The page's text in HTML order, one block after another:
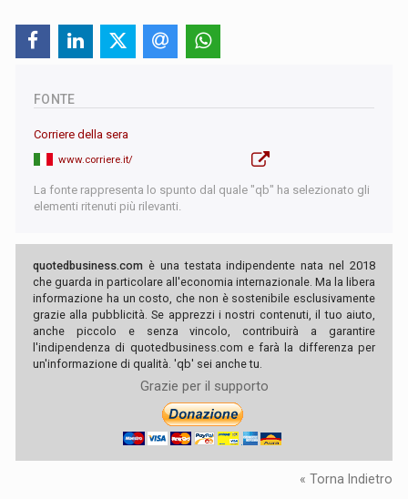
FONTE
Corriere della sera
www.corriere.it/
La fonte rappresenta lo spunto dal quale "qb" ha selezionato gli
elementi ritenuti più rilevanti.
quotedbusiness.com è una testata indipendente nata nel 2018
che guarda in particolare all'economia internazionale. Ma la libera
informazione ha un costo, che non è sostenibile esclusivamente
grazie alla pubblicità. Se apprezzi i nostri contenuti, il tuo aiuto,
anche piccolo e senza vincolo, contribuirà a garantire
l'indipendenza di quotedbusiness.com e farà la differenza per
un'informazione di qualità. 'qb' sei anche tu.
Grazie per il supporto
« Torna Indietro